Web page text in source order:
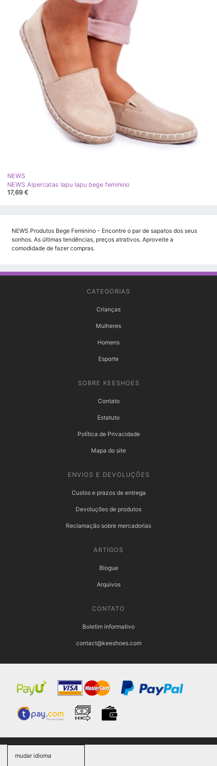
NEWS
NEWS Alpercatas lapu lapu bege feminino
17,69 €
NEWS Produtos Bege Feminino - Encontre o par de sapatos dos seus
sonhos. As últimas tendências, preços atrativos. Aproveite a
comodidade de fazer compras.
CATEGORIAS
Crianças
Mulheres
Homens
Esporte
SOBRE KEESHOES
Contato
Estatuto
Política de Privacidade
Mapa do site
ENVIOS E DEVOLUÇÕES
Custos e prazos de entrega
Devoluções de produtos
Reclamação sobre mercadorias
ARTIGOS
Blogue
Arquivos
CONTATO
Boletim informativo
contact@keeshoes.com
mudar idioma